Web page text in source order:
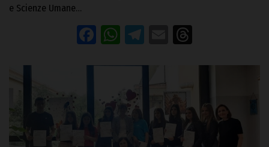
e Scienze Umane…
Facebook
WhatsApp
Telegram
Email